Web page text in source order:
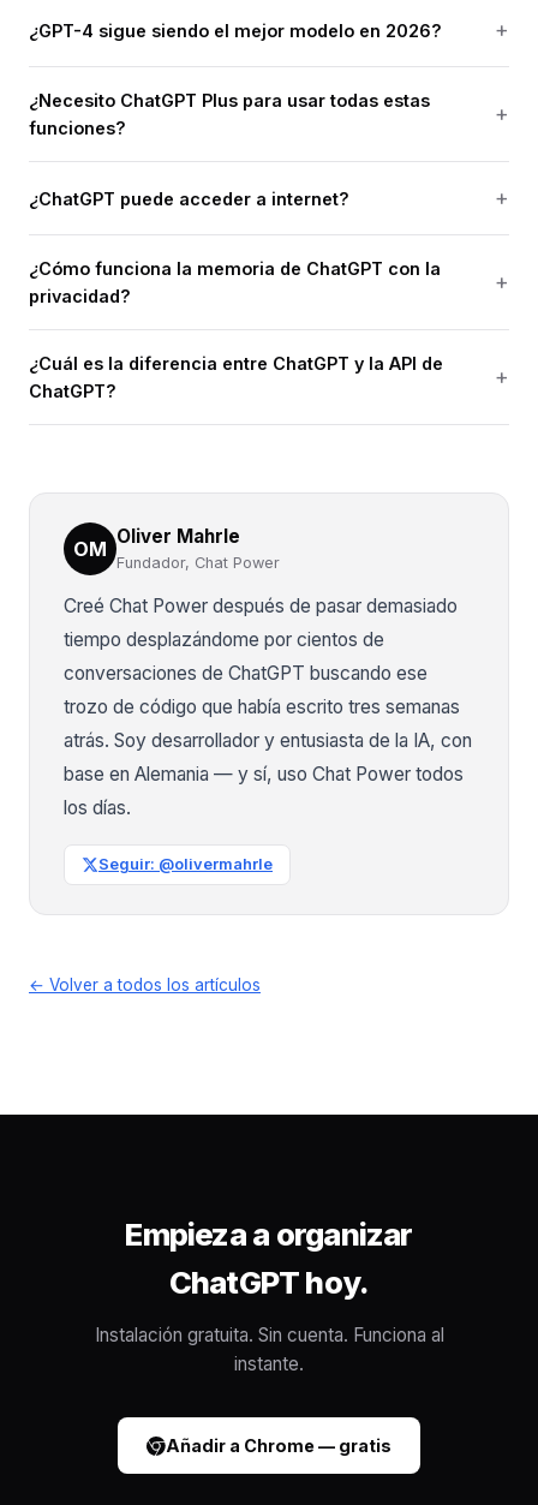
¿GPT-4 sigue siendo el mejor modelo en 2026?
¿Necesito ChatGPT Plus para usar todas estas
funciones?
¿ChatGPT puede acceder a internet?
¿Cómo funciona la memoria de ChatGPT con la
privacidad?
¿Cuál es la diferencia entre ChatGPT y la API de
ChatGPT?
OM Oliver Mahrle
Fundador, Chat Power
Creé Chat Power después de pasar demasiado
tiempo desplazándome por cientos de
conversaciones de ChatGPT buscando ese
trozo de código que había escrito tres semanas
atrás. Soy desarrollador y entusiasta de la IA, con
base en Alemania — y sí, uso Chat Power todos
los días.
Seguir: @olivermahrle
← Volver a todos los artículos
Empieza a organizar
ChatGPT hoy.
Instalación gratuita. Sin cuenta. Funciona al
instante.
Añadir a Chrome — gratis